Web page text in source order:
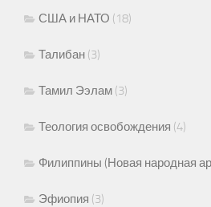
США и НАТО (18)
Талибан (3)
Тамил Ээлам (3)
Теология освобождения (4)
Филиппины (Новая народная
Эфиопия (3)